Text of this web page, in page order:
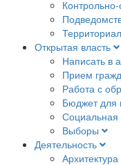
Открытая власть
Написать в
Прием
Работа с
Бюджет для
Социальная
Выборы
Деятельность